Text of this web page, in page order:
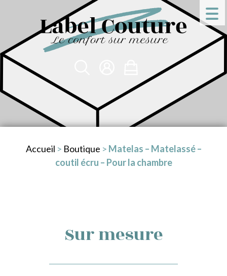
Accueil > Boutique > Matelas – Matelassé –
coutil écru – Pour la chambre
Sur mesure